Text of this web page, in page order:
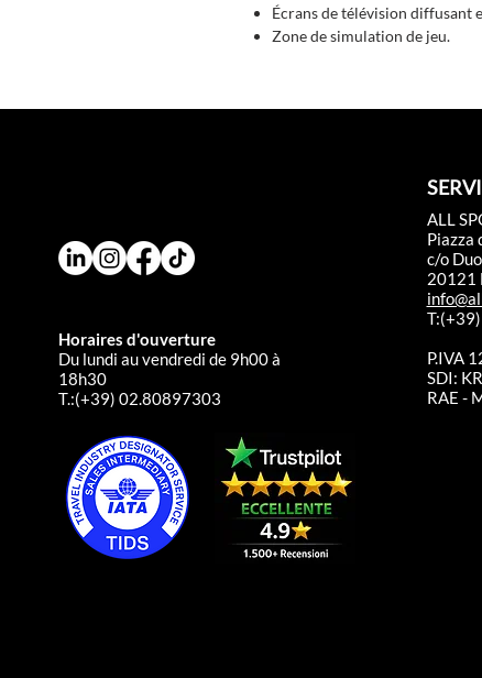
Écrans de télévision diffusant
Zone de simulation de jeu.
Horaires d'ouverture
Du lundi au vendredi de 9h00 à
18h30
T.:(+39) 02.80897303
ALL
Piazza
c/o
20121
P.IVA
SDI:
RAE -